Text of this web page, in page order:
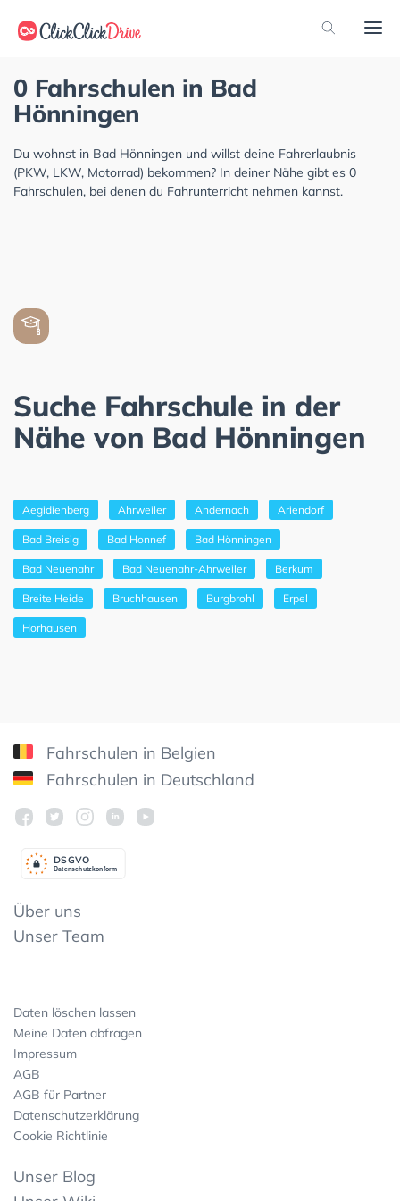
0 Fahrschulen in Bad
Hönningen
Du wohnst in Bad Hönningen und willst deine Fahrerlaubnis
(PKW, LKW, Motorrad) bekommen? In deiner Nähe gibt es 0
Fahrschulen, bei denen du Fahrunterricht nehmen kannst.
Suche Fahrschule in der
Nähe von Bad Hönningen
Aegidienberg Ahrweiler Andernach Ariendorf
Bad Breisig Bad Honnef Bad Hönningen
Bad Neuenahr Bad Neuenahr-Ahrweiler Berkum
Breite Heide Bruchhausen Burgbrohl Erpel
Horhausen
Fahrschulen in Belgien
Fahrschulen in Deutschland
Datenschutzkonform
DSGVO
Über uns
Unser Team
Daten löschen lassen
Meine Daten abfragen
Impressum
AGB
AGB für Partner
Datenschutzerklärung
Cookie Richtlinie
Unser Blog